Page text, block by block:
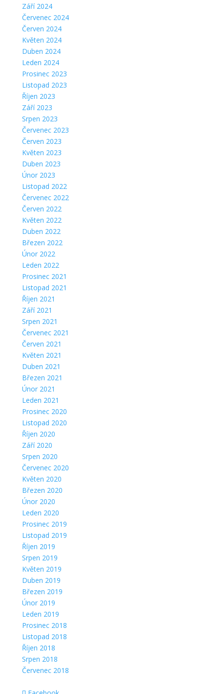
Září 2024
Červenec 2024
Červen 2024
Květen 2024
Duben 2024
Leden 2024
Prosinec 2023
Listopad 2023
Říjen 2023
Září 2023
Srpen 2023
Červenec 2023
Červen 2023
Květen 2023
Duben 2023
Únor 2023
Listopad 2022
Červenec 2022
Červen 2022
Květen 2022
Duben 2022
Březen 2022
Únor 2022
Leden 2022
Prosinec 2021
Listopad 2021
Říjen 2021
Září 2021
Srpen 2021
Červenec 2021
Červen 2021
Květen 2021
Duben 2021
Březen 2021
Únor 2021
Leden 2021
Prosinec 2020
Listopad 2020
Říjen 2020
Září 2020
Srpen 2020
Červenec 2020
Květen 2020
Březen 2020
Únor 2020
Leden 2020
Prosinec 2019
Listopad 2019
Říjen 2019
Srpen 2019
Květen 2019
Duben 2019
Březen 2019
Únor 2019
Leden 2019
Prosinec 2018
Listopad 2018
Říjen 2018
Srpen 2018
Červenec 2018